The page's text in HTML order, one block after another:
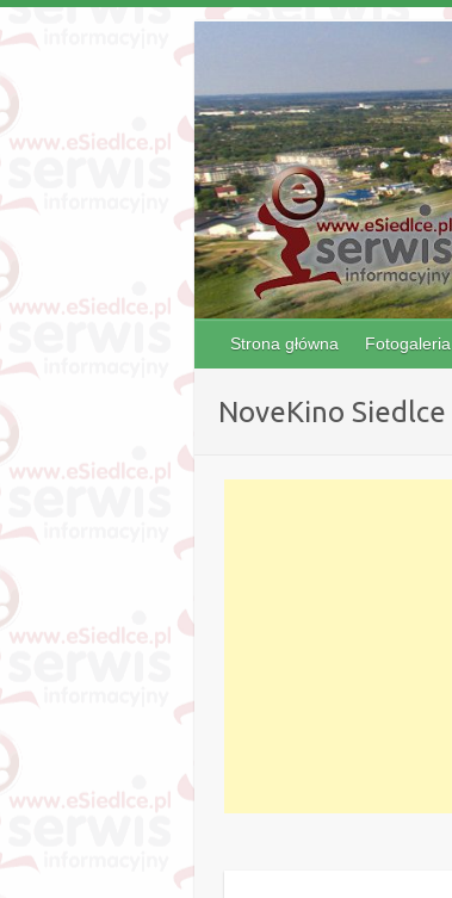
Strona główna Fotogaleria
NoveKino Siedlce